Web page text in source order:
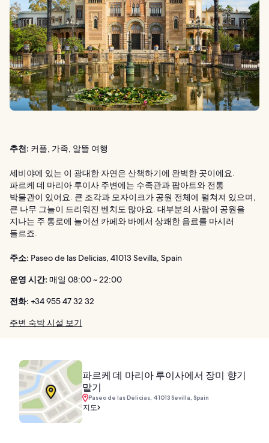
추천: 커플, 가족, 알뜰 여행
세비야에 있는 이 광대한 자연은 산책하기에 완벽한 곳이에요.
파르케 데 마리아 루이사 주변에는 수족관과 팝아트와 전통
박물관이 있어요. 큰 조각과 모자이크가 공원 전체에 펼쳐져 있으며,
큰 나무 그늘이 드리워진 벤치도 많아요. 대부분의 사람이 공원을
지나는 주 통로에 늘어선 카페와 바에서 상쾌한 음료를 마시러
들르죠.
주소: Paseo de las Delicias, 41013 Sevilla, Spain
운영 시간: 매일 08:00 ~ 22:00
전화: +34 955 47 32 32
주변 숙박 시설 보기
파르케 데 마리아 루이사에서 장미 향기
맡기
Paseo de las Delicias, 41013 Sevilla, Spain
지도